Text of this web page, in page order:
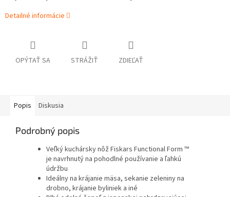
Detailné informácie
OPÝTAŤ SA STRÁŽIŤ ZDIEĽAŤ
Popis Diskusia
Podrobný popis
Veľký kuchársky nôž Fiskars Functional Form ™
je navrhnutý na pohodlné používanie a ľahkú
údržbu
Ideálny na krájanie mäsa, sekanie zeleniny na
drobno, krájanie byliniek a iné